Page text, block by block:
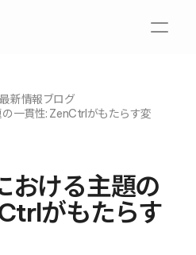
新情報ブログ
一貫性: ZenCtrlがもたらす変
おける主題の
がもたらす